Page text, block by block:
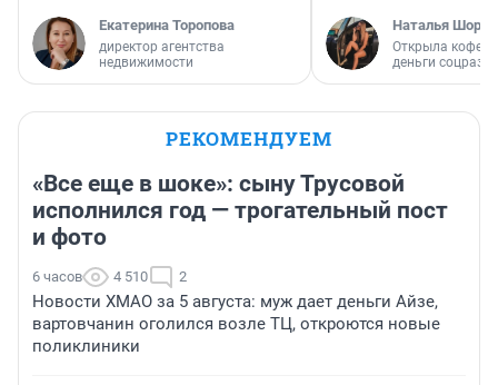
Екатерина Торопова
директор агентства
недвижимости
Наталья
Открыла
деньги
РЕКОМЕНДУЕМ
«Все еще в шоке»: сыну Трусовой
исполнился год — трогательный пост
и фото
6 часов 4 510 2
Новости ХМАО за 5 августа: муж дает деньги Айзе,
вартовчанин оголился возле ТЦ, откроются новые
поликлиники